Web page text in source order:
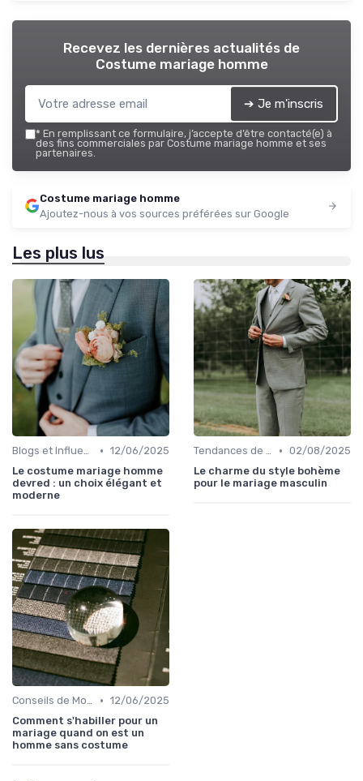
Recevez les dernières actualités de
Costume mariage homme
➔ Je m'inscris
* En remplissant ce formulaire, j’accepte d’être contacté(e) à
des fins commerciales par Costume mariage homme et ses
partenaires.
Costume mariage homme
Ajoutez-nous à vos sources préférées sur Google
Les plus lus
Blogs et Influencers de Mode Masculine • 12/06/2025
Le costume mariage homme
devred : un choix élégant et
moderne
Tendances de Mariages • 02/08/2025
Le charme du style bohème
pour le mariage masculin
Conseils de Mode pour le Marié • 12/06/2025
Comment s'habiller pour un
mariage quand on est un
homme sans costume